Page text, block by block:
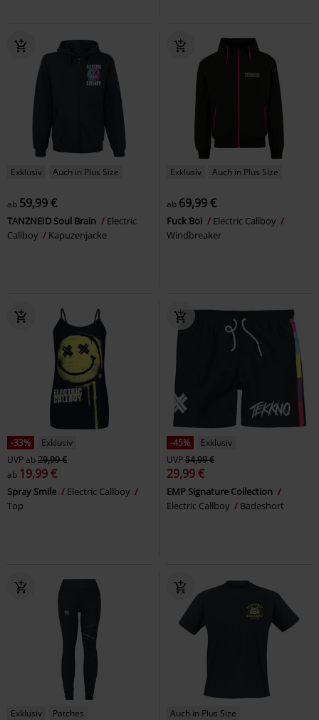
Exklusiv Auch in Plus Size
ab 59,99 €
TANZNEID Soul Brain
Electric
Callboy
Kapuzenjacke
Exklusiv Auch in Plus Size
ab 69,99 €
Fuck Boi
Electric Callboy
Windbreaker
-33%
Exklusiv
UVPab29,99 €
ab 19,99 €
Spray Smile
Electric Callboy
Top
-45%
Exklusiv
UVP54,99 €
29,99 €
EMP Signature Collection
Electric Callboy
Badeshort
Exklusiv Patches Auch in Plus Size